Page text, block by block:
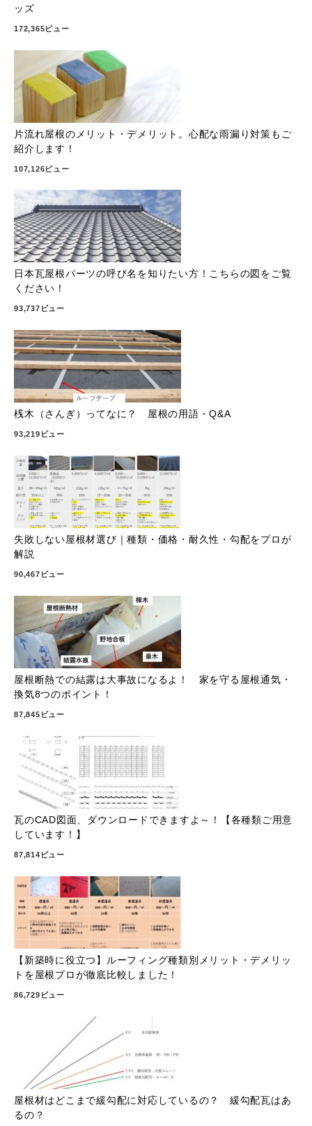
ッズ
172,365ビュー
片流れ屋根のメリット・デメリット。心配な雨漏り対策もご
紹介します！
107,126ビュー
日本瓦屋根パーツの呼び名を知りたい方！こちらの図をご覧
ください！
93,737ビュー
桟木（さんぎ）ってなに？ 屋根の用語・Q&A
93,219ビュー
失敗しない屋根材選び｜種類・価格・耐久性・勾配をプロが
解説
90,467ビュー
屋根断熱での結露は大事故になるよ！ 家を守る屋根通気・
換気8つのポイント！
87,845ビュー
瓦のCAD図面、ダウンロードできますよ～！【各種類ご用意
しています！】
87,814ビュー
【新築時に役立つ】ルーフィング種類別メリット・デメリッ
トを屋根プロが徹底比較しました！
86,729ビュー
屋根材はどこまで緩勾配に対応しているの？ 緩勾配瓦はあ
るの？